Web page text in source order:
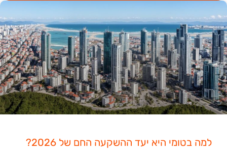
למה בטומי היא יעד ההשקעה החם של 2026?